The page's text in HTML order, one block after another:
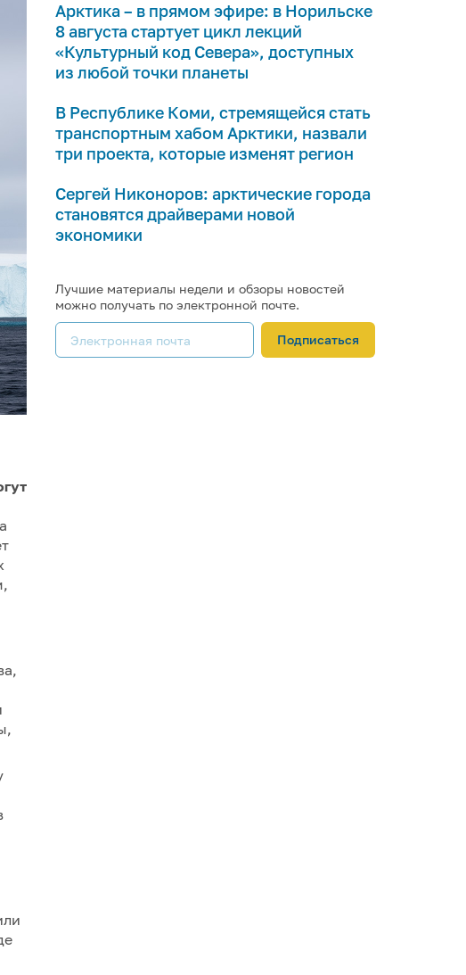
Арктика – в прямом эфире: в Норильске
8 августа стартует цикл лекций
«Культурный код Севера», доступных
из любой точки планеты
В Республике Коми, стремящейся стать
транспортным хабом Арктики, назвали
три проекта, которые изменят регион
Сергей Никоноров: арктические города
становятся драйверами новой
экономики
Лучшие материалы недели и обзоры новостей
можно получать по электронной почте.
Подписаться